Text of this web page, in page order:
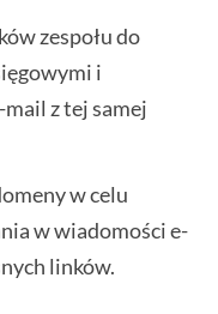
zespołu do
i
z tej samej
w celu
w wiadomości e-
linków.